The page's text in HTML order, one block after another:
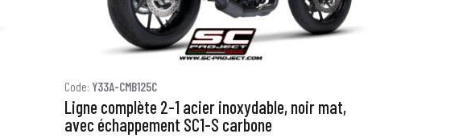
Code: Y33A-CMB125C
Ligne complète 2-1 acier inoxydable, noir mat,
avec échappement SC1-S carbone